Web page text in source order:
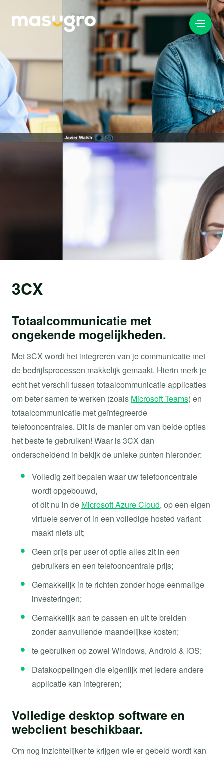
info@masugro.nl
088 040 8200
3CX
Totaalcommunicatie met
ongekende mogelijkheden.
Met 3CX wordt het integreren van je communicatie met
de bedrijfsprocessen makkelijk gemaakt. Hierin merk je
echt het verschil tussen totaalcommunicatie applicaties
om beter samen te werken (zoals Microsoft Teams) en
totaalcommunicatie met geïntegreerde
telefooncentrales. Dit is de manier om van beide opties
het beste te gebruiken! Waar is 3CX dan
onderscheidend in bekijk de unieke punten hieronder:
Volledig zelf bepalen waar uw telefooncentrale
wordt opgebouwd,
of dit nu in de Microsoft Azure Cloud, op een eigen
virtuele server of in een volledige hosted variant
maakt niets uit;
Geen prijs per user of optie alles zit in een
gebruikers en een telefooncentrale prijs;
Gemakkelijk in te richten zonder hoge eenmalige
investeringen;
Gemakkelijk aan te passen en uit te breiden
zonder aanvullende maandelijkse kosten;
te gebruiken op zowel Windows, Android & iOS;
Datakoppelingen die eigenlijk met iedere andere
applicatie kan integreren;
Volledige desktop software en
webclient beschikbaar.
Om nog inzichtelijker te krijgen wie er gebeld wordt kan